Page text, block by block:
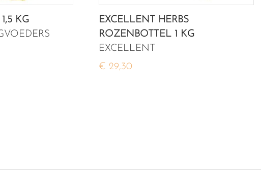
KG
EXCELLENT HERBS
ROZENBOTTEL 1 KG
EXCELLENT
€ 29,30